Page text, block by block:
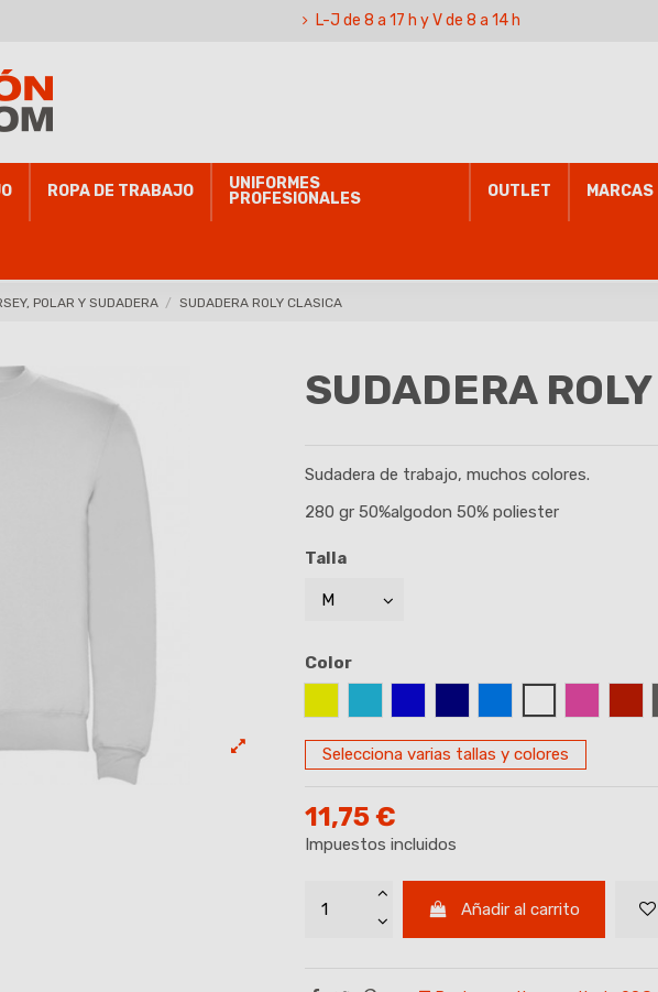
L-J de 8 a 17 h y V de 8 a 14 h
ROPA DE TRABAJO
UNIFORMES
PROFESIONALES
OUTLET MARCAS
POLAR Y SUDADERA SUDADERA ROLY CLASICA
SUDADERA
Sudadera de trabajo, muchos colores.
280 gr 50%algodon 50% poliester
Talla
Color
Selecciona varias tallas y colores
11,75 €
Impuestos incluidos
Añadir al carrito